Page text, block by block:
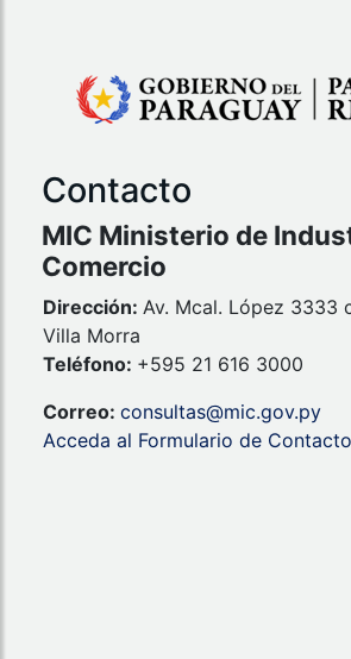
Contacto
MIC Ministerio de
Comercio
Dirección: Av. Mcal. López 3333
Villa Morra
Teléfono: +595 21 616 3000
Correo: consultas@mic.gov.py
Acceda al Formulario de Contacto